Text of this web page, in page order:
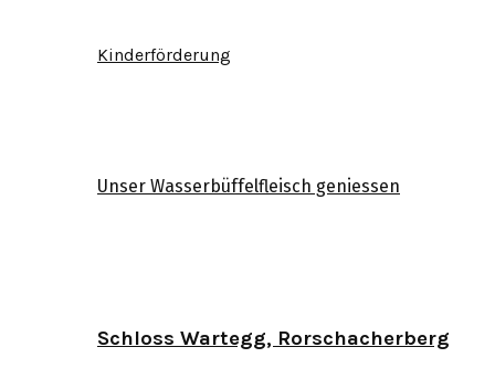
Kinderförderung
Unser Wasserbüffelfleisch geniessen
Schloss Wartegg, Rorschacherberg